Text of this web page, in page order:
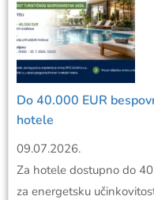
Do 40.000 EUR
hotele
09.07.2026.
Za hotele dostupno do
za energetsku